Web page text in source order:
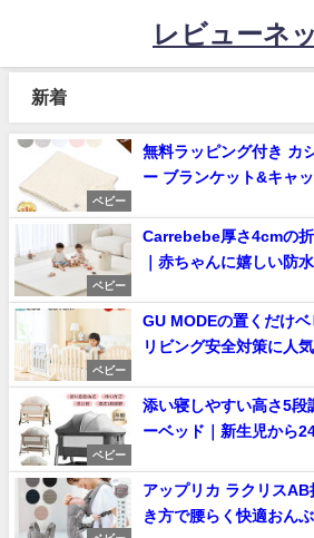
レビューネ
新着
ベビー
無料ラッピング付き カ
ー ブランケット&キャ
ベビー
Carrebebe厚さ4cmの
｜赤ちゃんに嬉しい防
ベビー
GU MODEの置くだけ
リビング安全対策に人気
ベビー
添い寝しやすい高さ5段
ーベッド｜新生児から
アップリカ ラクリス
き方で腰らく快適おん